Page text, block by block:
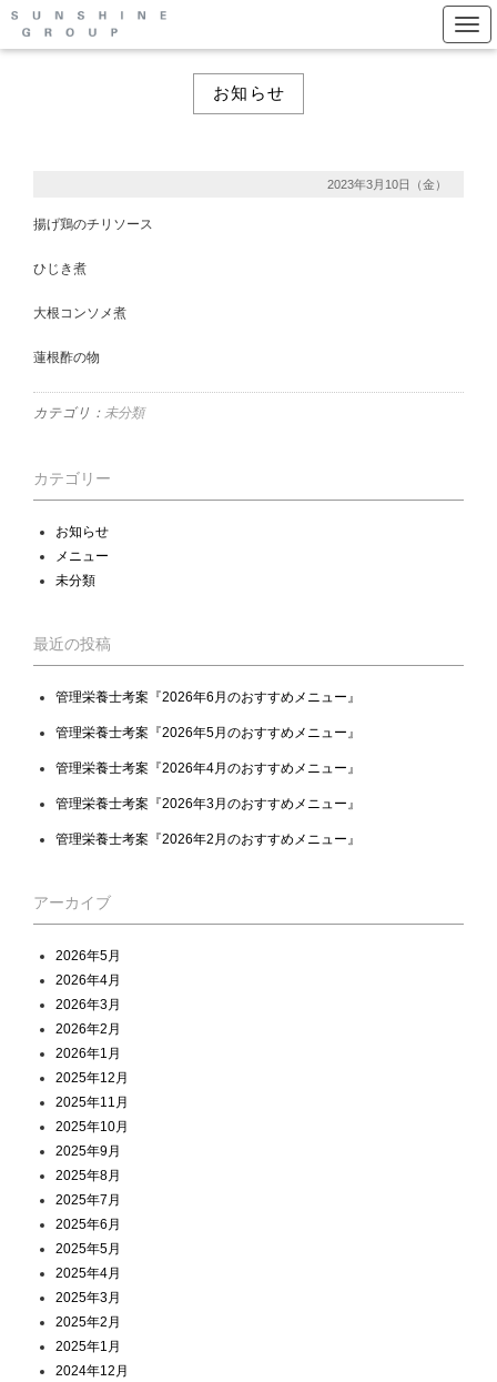
お知らせ
2023年3月10日（金）
揚げ鶏のチリソース
ひじき煮
大根コンソメ煮
蓮根酢の物
カテゴリ： 未分類
カテゴリー
お知らせ
メニュー
未分類
最近の投稿
管理栄養士考案『2026年6月のおすすめメニュー』
管理栄養士考案『2026年5月のおすすめメニュー』
管理栄養士考案『2026年4月のおすすめメニュー』
管理栄養士考案『2026年3月のおすすめメニュー』
管理栄養士考案『2026年2月のおすすめメニュー』
アーカイブ
2026年5月
2026年4月
2026年3月
2026年2月
2026年1月
2025年12月
2025年11月
2025年10月
2025年9月
2025年8月
2025年7月
2025年6月
2025年5月
2025年4月
2025年3月
2025年2月
2025年1月
2024年12月